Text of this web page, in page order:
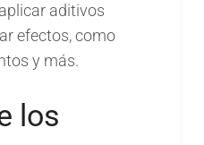
aditivos
efectos, como
y más.
los